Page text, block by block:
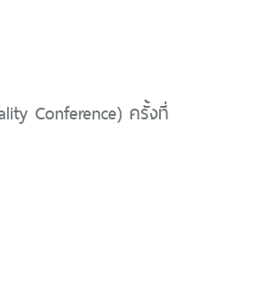
Conference) ครั้งที่